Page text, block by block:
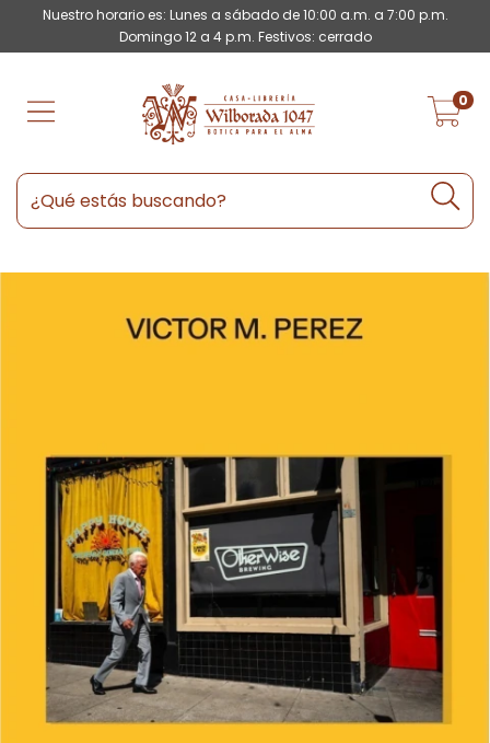
Nuestro horario es: Lunes a sábado de 10:00 a.m. a 7:00 p.m.
Domingo 12 a 4 p.m. Festivos: cerrado
0